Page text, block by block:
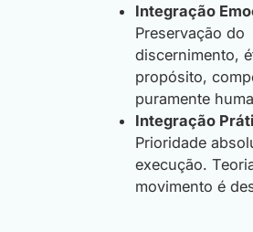
Integração
Preservação do
discernimento,
propósito,
puramente
Integração
Prioridade
execução.
movimento é